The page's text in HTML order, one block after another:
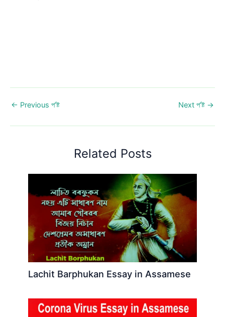
← Previous প’ষ্ট Next প’ষ্ট →
Related Posts
Lachit Barphukan Essay in Assamese